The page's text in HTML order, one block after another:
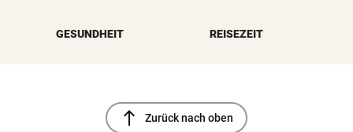
GESUNDHEIT REISEZEIT
north Zurück nach oben